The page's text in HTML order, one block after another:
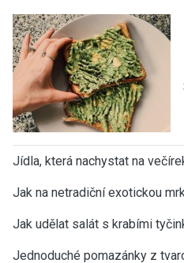
Jídla, která nachystat na
Jak na netradiční exotickou
Jak udělat salát s krabími
Jednoduché pomazánky z